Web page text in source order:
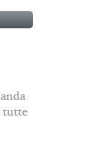
tutte